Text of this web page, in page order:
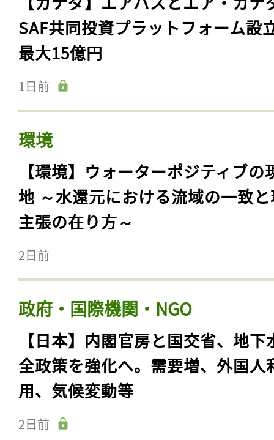
SAF共同投資プラットフォーム設
最大15億円
1日前
環境
【環境】ウォーターポジティブの
地 ～水還元における流域の一致
主張の在り方～
2日前
政府・国際機関・NGO
【日本】内閣官房と国交省、地下
全政策を強化へ。需要増、外国人
用、気候変動等
2日前